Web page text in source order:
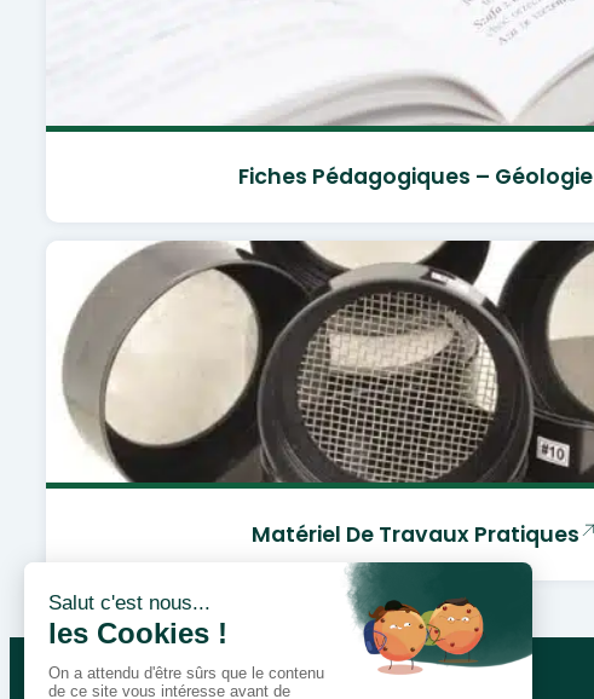
Fiches Pédagogiques – Géologie
Matériel De Travaux Pratiques